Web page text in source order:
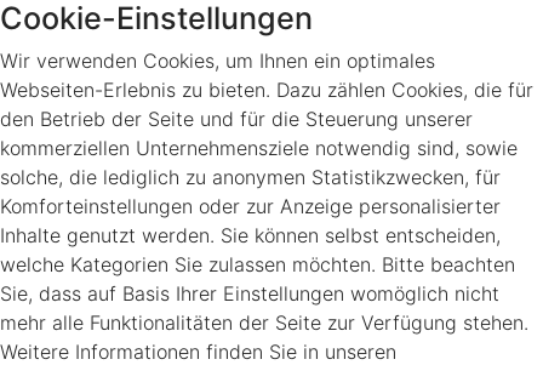
Cookie-Einstellungen
Wir verwenden Cookies, um Ihnen ein optimales
Webseiten-Erlebnis zu bieten. Dazu zählen Cookies, die für
den Betrieb der Seite und für die Steuerung unserer
kommerziellen Unternehmensziele notwendig sind, sowie
solche, die lediglich zu anonymen Statistikzwecken, für
Komforteinstellungen oder zur Anzeige personalisierter
Inhalte genutzt werden. Sie können selbst entscheiden,
welche Kategorien Sie zulassen möchten. Bitte beachten
Sie, dass auf Basis Ihrer Einstellungen womöglich nicht
mehr alle Funktionalitäten der Seite zur Verfügung stehen.
Weitere Informationen finden Sie in unseren